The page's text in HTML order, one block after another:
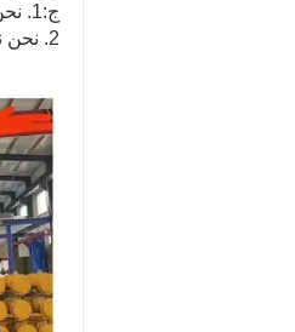
ج:1. نحن نحافظ على نوعية جيدة وبأسعار تنافسية لضمان استفادة عملائنا.
2. نحن نعتبر كل عميل صديقًا لنا. نحن ندير الأعمال ونكوّن صداقات معهم بإخلاص، بغض النظر عن المكان الذي ينتمون إليه